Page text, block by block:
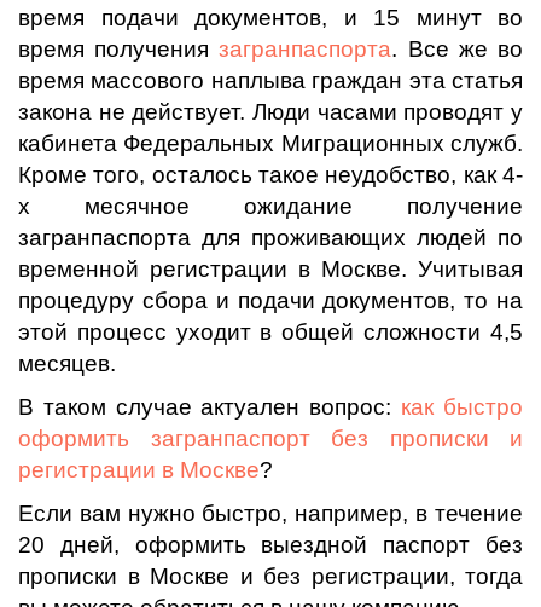
время подачи документов, и 15 минут во
время получениязагранпаспорта. Все же во
время массового наплыва граждан эта статья
закона не действует. Люди часами проводят у
кабинета Федеральных Миграционных служб.
Кроме того, осталось такое неудобство, как 4-
х месячное ожидание получение
загранпаспорта для проживающих людей по
временной регистрации в Москве. Учитывая
процедуру сбора и подачи документов, то на
этой процесс уходит в общей сложности 4,5
месяцев.
В таком случае актуален вопрос: как быстро
оформить загранпаспорт без прописки и
регистрации в Москве?
Если вам нужно быстро, например, в течение
20 дней, оформить выездной паспорт без
прописки в Москве и без регистрации, тогда